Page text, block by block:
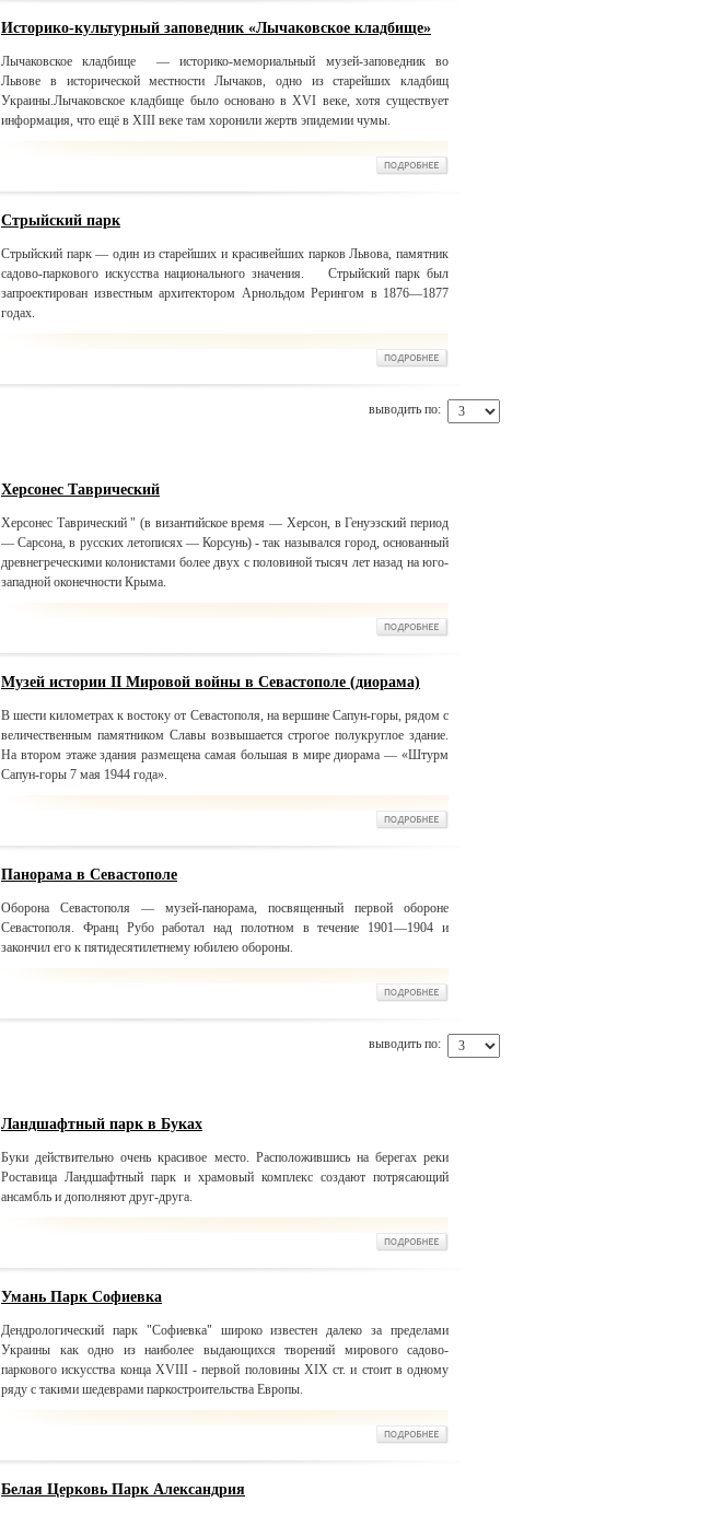
Историко-культурный заповедник «Лычаковское кладбище»
Лычаковское кладбище — историко-мемориальный музей-заповедник во
Львове в исторической местности Лычаков, одно из старейших кладбищ
Украины.Лычаковское кладбище было основано в XVI веке, хотя существует
информация, что ещё в XIII веке там хоронили жертв эпидемии чумы.
Стрыйский парк
Стрыйский парк — один из старейших и красивейших парков Львова, памятник
садово-паркового искусства национального значения. Стрыйский парк был
запроектирован известным архитектором Арнольдом Рерингом в 1876—1877
годах.
выводить по:
Херсонес Таврический
Херсонес Таврический " (в византийское время — Херсон, в Генуэзский период
— Сарсона, в русских летописях — Корсунь) - так назывался город, основанный
древнегреческими колонистами более двух с половиной тысяч лет назад на юго-
западной оконечности Крыма.
Музей истории ІІ Мировой войны в Севастополе (диорама)
В шести километрах к востоку от Севастополя, на вершине Сапун-горы, рядом с
величественным памятником Славы возвышается строгое полукруглое здание.
На втором этаже здания размещена самая большая в мире диорама — «Штурм
Сапун-горы 7 мая 1944 года».
Панорама в Севастополе
Оборона Севастополя — музей-панорама, посвященный первой обороне
Севастополя. Франц Рубо работал над полотном в течение 1901—1904 и
закончил его к пятидесятилетнему юбилею обороны.
выводить по:
Ландшафтный парк в Буках
Буки действительно очень красивое место. Расположившись на берегах реки
Роставица Ландшафтный парк и храмовый комплекс создают потрясающий
ансамбль и дополняют друг-друга.
Умань Парк Софиевка
Дендрологический парк "Софиевка" широко известен далеко за пределами
Украины как одно из наиболее выдающихся творений мирового садово-
паркового искусства конца XVIII - первой половины XIX ст. и стоит в одному
ряду с такими шедеврами паркостроительства Европы.
Белая Церковь Парк Александрия